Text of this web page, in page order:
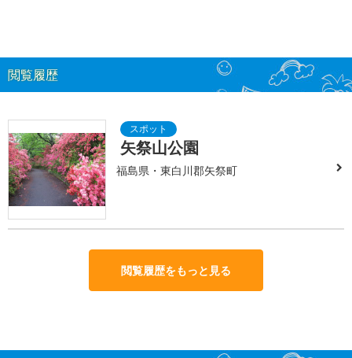
閲覧履歴
矢祭山公園
福島県・東白川郡矢祭町
閲覧履歴をもっと見る